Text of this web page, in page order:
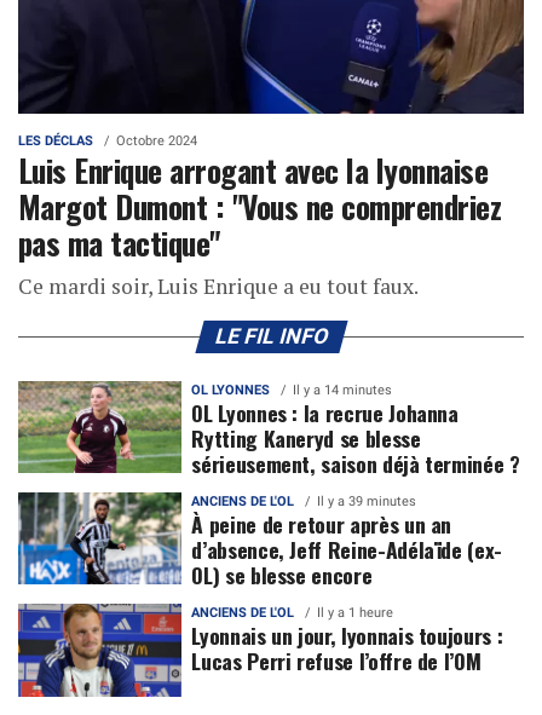
LES DÉCLAS Octobre 2024
Luis Enrique arrogant avec la lyonnaise
Margot Dumont : "Vous ne comprendriez
pas ma tactique"
Ce mardi soir, Luis Enrique a eu tout faux.
LE FIL INFO
OL LYONNES Il y a 14 minutes
OL Lyonnes : la recrue Johanna
Rytting Kaneryd se blesse
sérieusement, saison déjà terminée ?
ANCIENS DE L'OL Il y a 39 minutes
À peine de retour après un an
d’absence, Jeff Reine-Adélaïde (ex-
OL) se blesse encore
ANCIENS DE L'OL Il y a 1 heure
Lyonnais un jour, lyonnais toujours :
Lucas Perri refuse l’offre de l’OM